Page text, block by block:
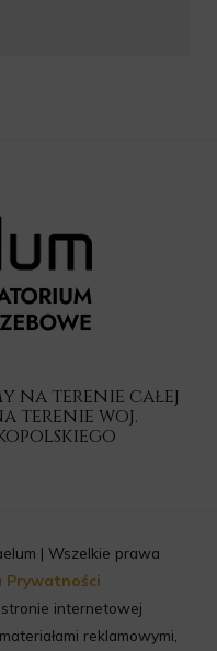
na terenie całej
terenie woj.
| Wszelkie prawa
Prywatności
internetowej
reklamowymi,